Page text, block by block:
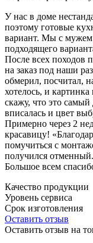
У нас в доме
поэтому готовые
вариант. Мы с
подходящего
После всех походов
на заказ под наши
обмерил, посчитал,
хотелось, и
скажу, что это
вписалась и цвет
Примерно через 2
красавицу!
помучиться с
получился отменный.
Большое всем
Качество продукции
Уровень сервиса
Срок изготовления
Оставить отзыв
Оставить отзыв на